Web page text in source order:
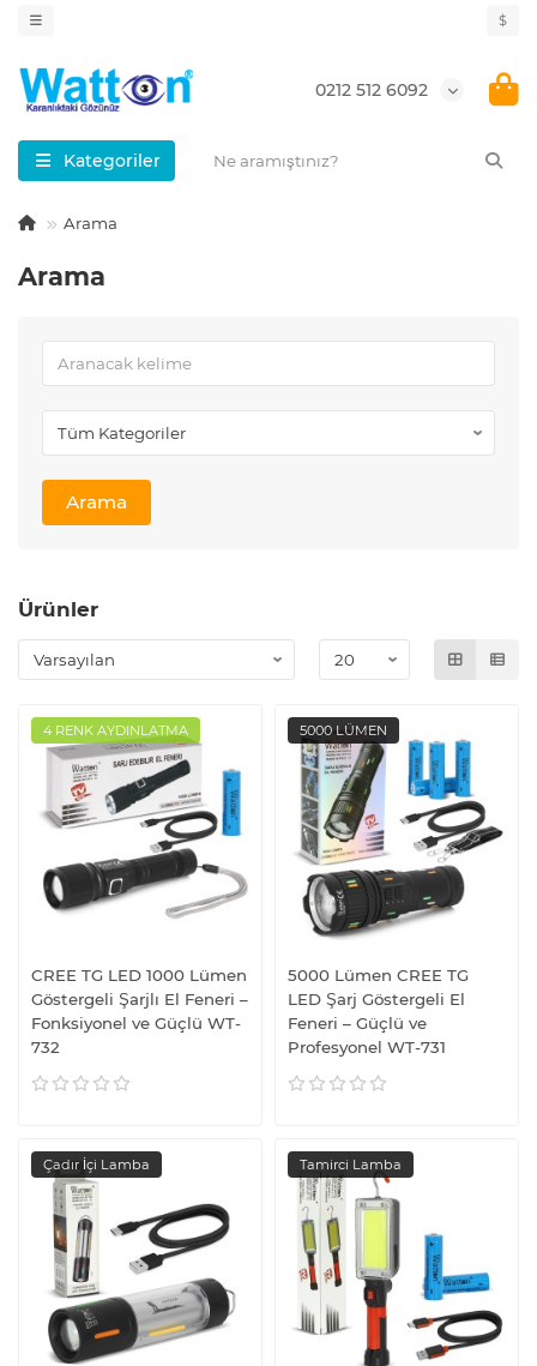
$
0212 512 6092
Kategoriler
Arama
Arama
Arama
Ürünler
4 RENK AYDINLATMA
CREE TG LED 1000 Lümen
Göstergeli Şarjlı El Feneri –
Fonksiyonel ve Güçlü WT-
732
5000 LÜMEN
5000 Lümen CREE TG
LED Şarj Göstergeli El
Feneri – Güçlü ve
Profesyonel WT-731
Çadır İçi Lamba Tamirci Lamba